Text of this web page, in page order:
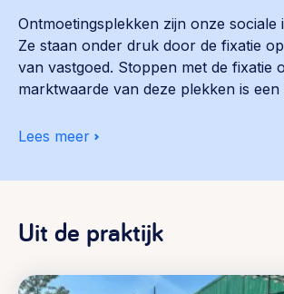
Ontmoetingsplekken zijn onze
Ze staan onder druk door de fixatie
van vastgoed. Stoppen met de fixatie
marktwaarde van deze plekken is een
Lees meer
Uit de praktijk